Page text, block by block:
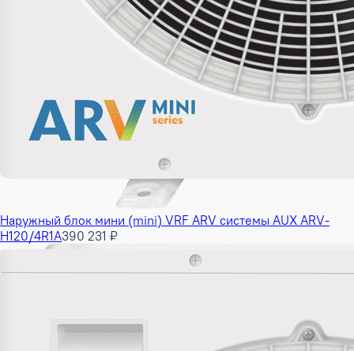
Наружный блок мини (mini) VRF ARV системы AUX ARV-
H120/4R1A390 231 ₽